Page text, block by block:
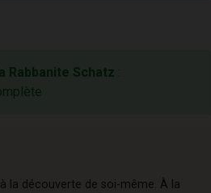
Rabbanite Schatz :
la découverte de soi-même. À la